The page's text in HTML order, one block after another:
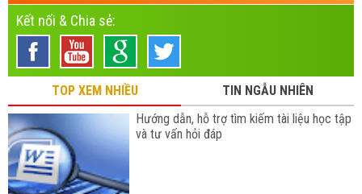
Kết nối & Chia sẻ:
TOP XEM NHIỀU
TIN NGẪU NHIÊN
Hướng dẫn, hỗ trợ tìm kiếm tài liệu học tập
và tư vấn hỏi đáp